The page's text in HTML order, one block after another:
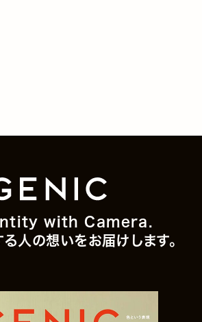
with Camera.
人の想いをお届けします。